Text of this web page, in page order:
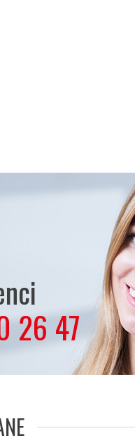
26 47